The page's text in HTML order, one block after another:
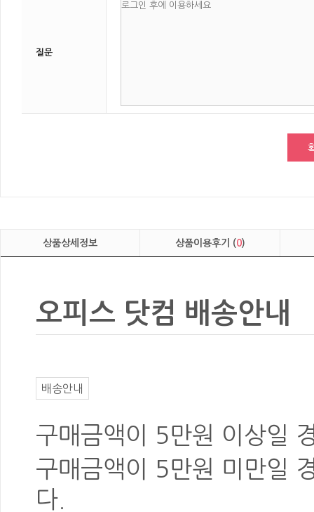
질문
상품상세정보 상품이용후기 (0)
오피스 닷컴 배송안내
배송안내
구매금액이 5만원 이상일
구매금액이 5만원 미만일
다.